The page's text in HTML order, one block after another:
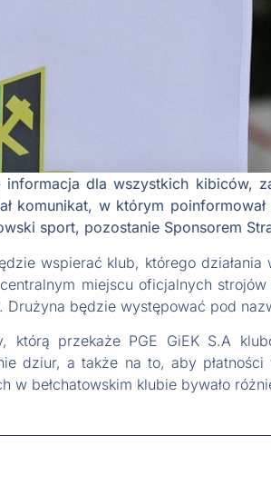
dla wszystkich kibiców,
komunikat, w którym
sport, pozostanie Sponsorem
wspierać klub, którego
miejscu oficjalnych
będzie występować pod
przekaże PGE GiEK S.A
dziur, a także na to, aby
w bełchatowskim klubie bywało